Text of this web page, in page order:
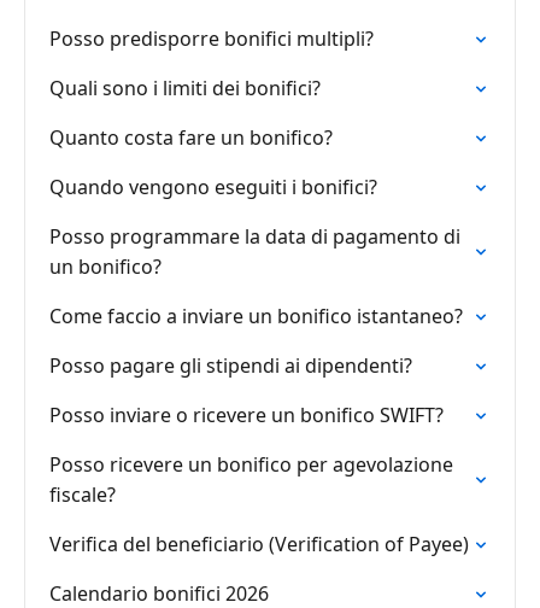
Posso predisporre bonifici multipli?
Quali sono i limiti dei bonifici?
Quanto costa fare un bonifico?
Quando vengono eseguiti i bonifici?
Posso programmare la data di pagamento di
un bonifico?
Come faccio a inviare un bonifico istantaneo?
Posso pagare gli stipendi ai dipendenti?
Posso inviare o ricevere un bonifico SWIFT?
Posso ricevere un bonifico per agevolazione
fiscale?
Verifica del beneficiario (Verification of Payee)
Calendario bonifici 2026